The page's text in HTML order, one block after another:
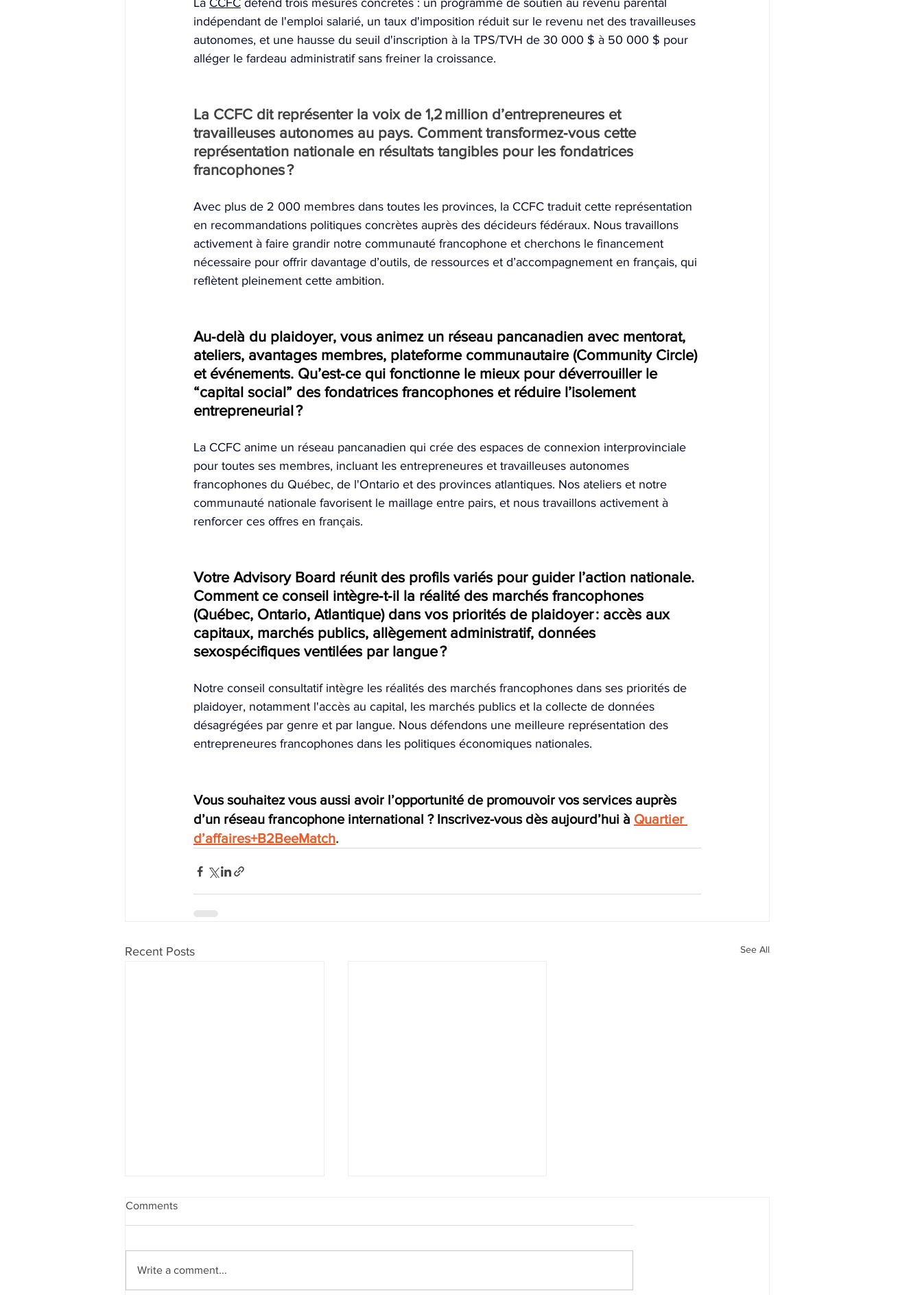
La CCFC défend trois mesures concrètes : un programme de soutien au revenu parental
indépendant de l'emploi salarié, un taux d'imposition réduit sur le revenu net des travailleuses
autonomes, et une hausse du seuil d'inscription à la TPS/TVH de 30 000 $ à 50 000 $ pour
alléger le fardeau administratif sans freiner la croissance.
La CCFC dit représenter la voix de 1,2 million d’entrepreneures et
travailleuses autonomes au pays. Comment transformez‑vous cette
représentation nationale en résultats tangibles pour les fondatrices
francophones ?
Avec plus de 2 000 membres dans toutes les provinces, la CCFC traduit cette représentation
en recommandations politiques concrètes auprès des décideurs fédéraux. Nous travaillons
activement à faire grandir notre communauté francophone et cherchons le financement
nécessaire pour offrir davantage d’outils, de ressources et d’accompagnement en français, qui
reflètent pleinement cette ambition.
Au‑delà du plaidoyer, vous animez un réseau pancanadien avec mentorat,
ateliers, avantages membres, plateforme communautaire (Community Circle)
et événements. Qu’est‑ce qui fonctionne le mieux pour déverrouiller le
“capital social” des fondatrices francophones et réduire l’isolement
entrepreneurial ?
La CCFC anime un réseau pancanadien qui crée des espaces de connexion interprovinciale
pour toutes ses membres, incluant les entrepreneures et travailleuses autonomes
francophones du Québec, de l'Ontario et des provinces atlantiques. Nos ateliers et notre
communauté nationale favorisent le maillage entre pairs, et nous travaillons activement à
renforcer ces offres en français.
Votre Advisory Board réunit des profils variés pour guider l’action nationale.
Comment ce conseil intègre‑t‑il la réalité des marchés francophones
(Québec, Ontario, Atlantique) dans vos priorités de plaidoyer : accès aux
capitaux, marchés publics, allègement administratif, données
sexospécifiques ventilées par langue ?
Notre conseil consultatif intègre les réalités des marchés francophones dans ses priorités de
plaidoyer, notamment l'accès au capital, les marchés publics et la collecte de données
désagrégées par genre et par langue. Nous défendons une meilleure représentation des
entrepreneures francophones dans les politiques économiques nationales.
Vous souhaitez vous aussi avoir l’opportunité de promouvoir vos services auprès
d’un réseau francophone international ? Inscrivez-vous dès aujourd’hui à Quartier
d’affaires+B2BeeMatch.
Recent Posts See All
Comments
Write a comment...